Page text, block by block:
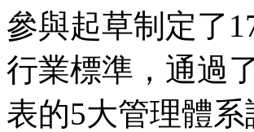
參與起草制定了
行業標準，通過
表的5大管理體